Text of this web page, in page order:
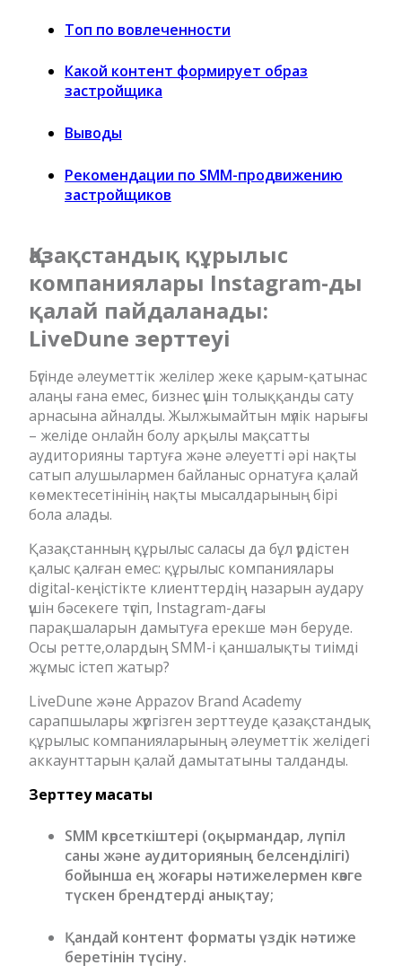
Топ по вовлеченности
Какой контент формирует образ
застройщика
Выводы
Рекомендации по SMM-продвижению
застройщиков
Қазақстандық құрылыс
компаниялары Instagram-ды
қалай пайдаланады:
LiveDune зерттеуі
Бүгінде әлеуметтік желілер жеке қарым-қатынас
алаңы ғана емес, бизнес үшін толыққанды сату
арнасына айналды. Жылжымайтын мүлік нарығы
– желіде онлайн болу арқылы мақсатты
аудиторияны тартуға және әлеуетті әрі нақты
сатып алушылармен байланыс орнатуға қалай
көмектесетінінің нақты мысалдарының бірі
бола алады.
Қазақстанның құрылыс саласы да бұл үрдістен
қалыс қалған емес: құрылыс компаниялары
digital-кеңістікте клиенттердің назарын аудару
үшін бәсекеге түсіп, Instagram-дағы
парақшаларын дамытуға ерекше мән беруде.
Осы ретте,олардың SMM-і қаншалықты тиімді
жұмыс істеп жатыр?
LiveDune және Appazov Brand Academy
сарапшылары жүргізген зерттеуде қазақстандық
құрылыс компанияларының әлеуметтік желідегі
аккаунттарын қалай дамытатыны талданды.
Зерттеу мақсаты
SMM көрсеткіштері (оқырмандар, лүпіл
саны және аудиторияның белсенділігі)
бойынша ең жоғары нәтижелермен көзге
түскен брендтерді анықтау;
Қандай контент форматы үздік нәтиже
беретінін түсіну.